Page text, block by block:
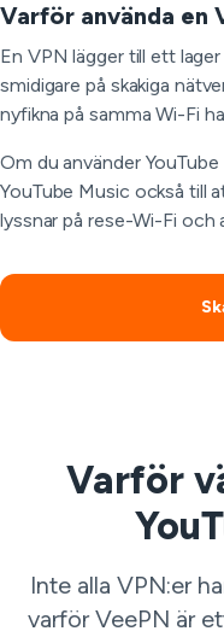
Varför använda en
En VPN lägger till ett
smidigare på skakiga
nyfikna på samma Wi-Fi
Om du använder
YouTube Music också till
lyssnar på rese-Wi-Fi och
Varför
Inte alla VPN:er
varför VeePN är